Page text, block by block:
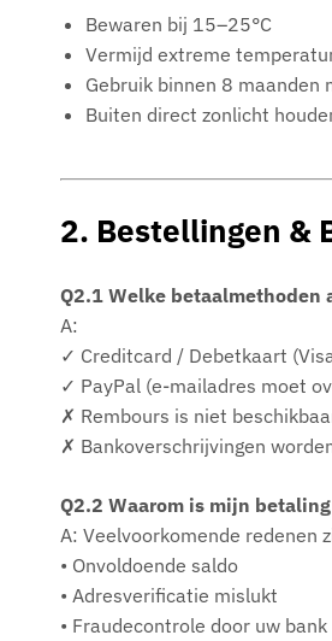
Bewaren bij 15–25°C
Vermijd extreme
Gebruik binnen 8 maanden
Buiten direct zonlicht
2. Bestellingen &
Q2.1 Welke betaalmethoden
A:
✓ Creditcard / Debetkaart
✓ PayPal (e-mailadres moet
✗ Rembours is niet
✗ Bankoverschrijvingen
Q2.2 Waarom is mijn
A: Veelvoorkomende redenen
• Onvoldoende saldo
• Adresverificatie mislukt
• Fraudecontrole door uw